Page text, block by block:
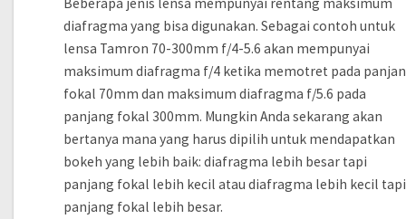
diafragma yang bisa digunakan. Sebagai contoh untuk
lensa Tamron 70-300mm f/4-5.6 akan mempunyai
maksimum diafragma f/4 ketika memotret pada
fokal 70mm dan maksimum diafragma f/5.6 pada
panjang fokal 300mm. Mungkin Anda sekarang akan
bertanya mana yang harus dipilih untuk mendapatkan
bokeh yang lebih baik: diafragma lebih besar tapi
panjang fokal lebih kecil atau diafragma lebih kecil tapi
panjang fokal lebih besar.